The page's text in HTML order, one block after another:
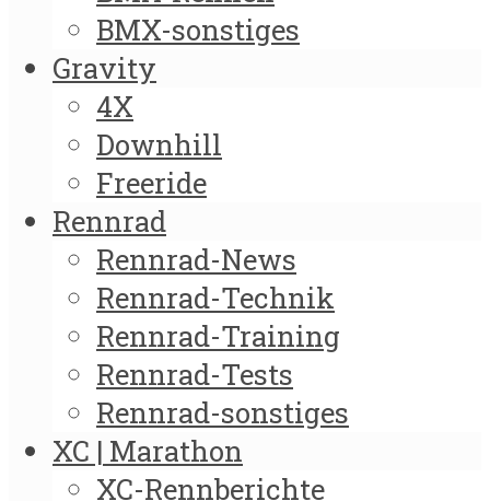
BMX-sonstiges
Gravity
4X
Downhill
Freeride
Rennrad
Rennrad-News
Rennrad-Technik
Rennrad-Training
Rennrad-Tests
Rennrad-sonstiges
XC | Marathon
XC-Rennberichte